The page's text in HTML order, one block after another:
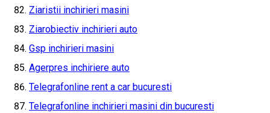
Ziaristii inchirieri masini
Ziarobiectiv inchirieri auto
Gsp inchirieri masini
Agerpres inchiriere auto
Telegrafonline rent a car bucuresti
Telegrafonline inchirieri masini din bucuresti